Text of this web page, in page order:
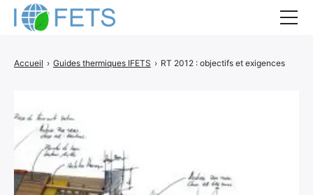
Accueil › Guides thermiques IFETS › RT 2012 : objectifs et exigences
Métiers du BTP
Guides thermiques
Aides à la rénovation